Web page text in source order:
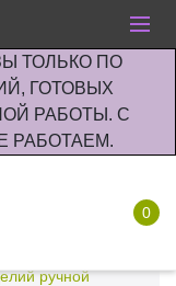
ТОЛЬКО ПО
ГОТОВЫХ
РАБОТЫ. С
РАБОТАЕМ.
0
ручной